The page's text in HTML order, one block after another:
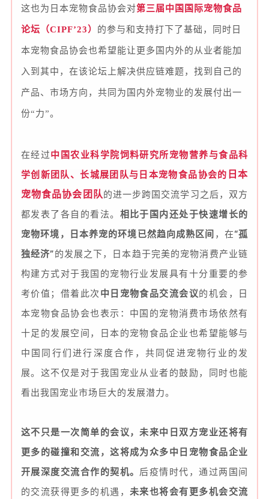
这也为日本宠物食品协会对第三届中国国际宠物食品
论坛（CIPF’23） 的参与和支持打下了基础，同时日
本宠物食品协会也希望能让更多国内外的从业者能加
入到其中，在该论坛上解决供应链难题，找到自己的
产品、市场方向，共同为国内外宠物业的发展付出一
份“力”。
在经过中国农业科学院饲料研究所宠物营养与食品科
学创新团队、长城展团队与 日本宠物食品协会的 日本
宠物食品协会团队的进一步跨国交流学习之后，双方
都发表了各自的看法。 相比于国内还处于快速增长的
宠物环境，日本养宠的环境已然趋向成熟区间 ，在“孤
独经济”的发展之下，日本趋于完美的宠物消费产业链
构建方式对于我国的宠物行业发展具有十分重要的参
考价值； 借着此次 中日宠物食品交流会议的机会，日
本宠物食品协会也表示： 中国的宠物消费市场依然有
十足的发展空间，日本的宠物食品企业也希望能够与
中国同行们进行深度合作，共同促进宠物行业的发
展。 这不仅是对于我国宠业从业者的鼓励，同时也能
看出我国宠业市场巨大的发展潜力。
这不只是一次简单的会议，未来中日双方宠业还将有
更多的碰撞和交流，这将成为众多中日宠物食品企业
开展深度交流合作的契机。 后疫情时代，通过两国间
的交流获得更多的机遇， 未来也将会有更多机会交流